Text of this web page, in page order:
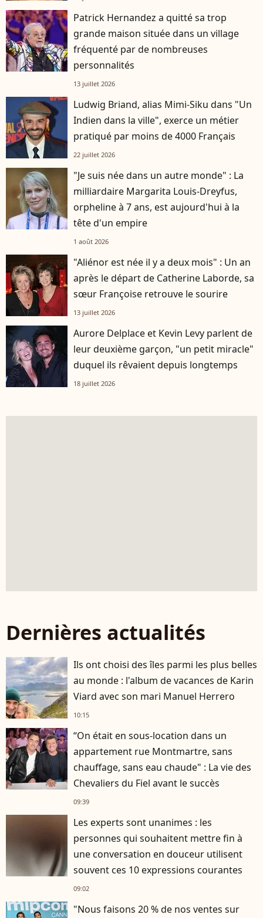
Patrick Hernandez a quitté sa trop
grande maison située dans un village
fréquenté par de nombreuses
personnalités
13 juillet 2026
Ludwig Briand, alias Mimi-Siku dans "Un
Indien dans la ville", exerce un métier
pratiqué par moins de 4000 Français
22 juillet 2026
"Je suis née dans un autre monde" : La
milliardaire Margarita Louis-Dreyfus,
orpheline à 7 ans, est aujourd'hui à la
tête d'un empire
1 août 2026
"Aliénor est née il y a deux mois" : Un an
après le départ de Catherine Laborde, sa
sœur Françoise retrouve le sourire
13 juillet 2026
Aurore Delplace et Kevin Levy parlent de
leur deuxième garçon, "un petit miracle"
duquel ils rêvaient depuis longtemps
18 juillet 2026
Dernières actualités
Ils ont choisi des îles parmi les plus belles
au monde : l'album de vacances de Karin
Viard avec son mari Manuel Herrero
10:15
“On était en sous-location dans un
appartement rue Montmartre, sans
chauffage, sans eau chaude" : La vie des
Chevaliers du Fiel avant le succès
09:39
Les experts sont unanimes : les
personnes qui souhaitent mettre fin à
une conversation en douceur utilisent
souvent ces 10 expressions courantes
09:02
"Nous faisons 20 % de nos ventes sur